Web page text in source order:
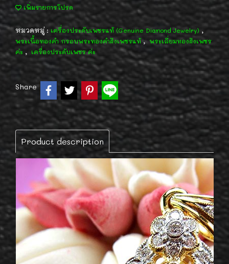
เพิ่มรายการโปรด
หมวดหมู่ : เครื่องประดับเพชรแท้ (Genuine Diamond Jewelry) ,
พระเนื้อทองคำ กรอบพระทองคำฝังเพชรแท้, พระเลี่ยมทองฝังเพชร
ค่ะ , เครื่องประดับเพชร ค่ะ
Share
Product description